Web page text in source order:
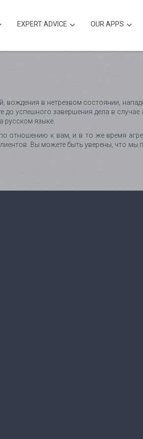
EXPERT ADVICE OUR APPS
в нетрезвом состоянии,
успешного завершения дела в
русском языке.
отношению к вам, и в то же время
Вы можете быть уверены, что мы